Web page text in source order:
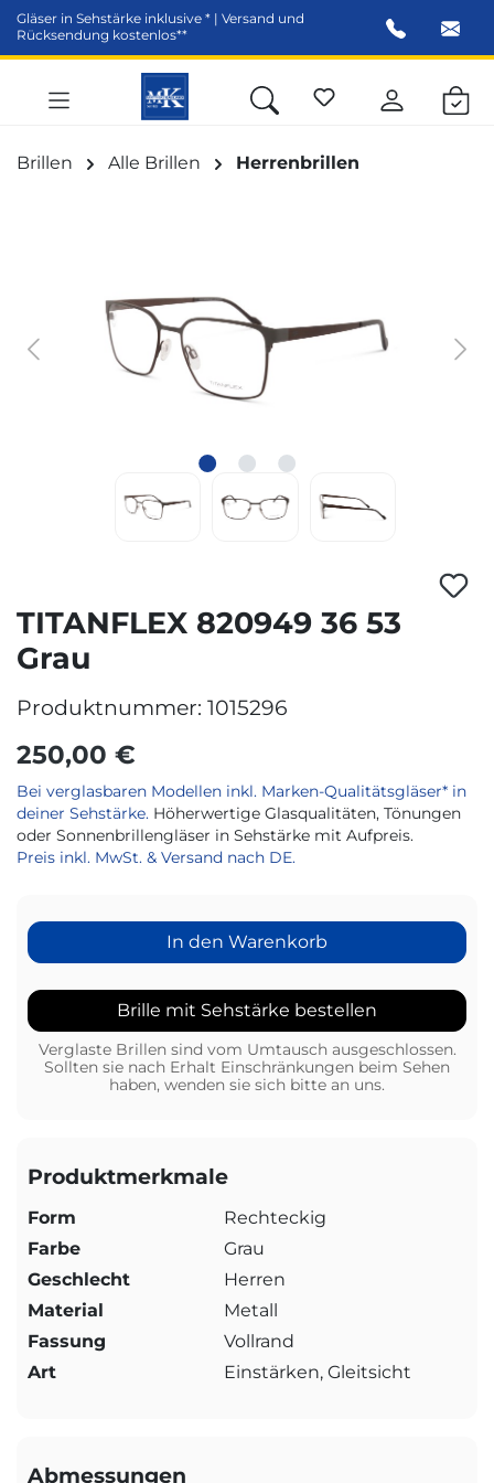
springen
Gläser in Sehstärke inklusive * | Versand und
Rücksendung kostenlos**
Brillen Alle Brillen Herrenbrillen
TITANFLEX 820949 36 53
Grau
Produktnummer: 1015296
250,00 €
Bei verglasbaren Modellen inkl. Marken-Qualitätsgläser* in
deiner Sehstärke. Höherwertige Glasqualitäten, Tönungen
oder Sonnenbrillengläser in Sehstärke mit Aufpreis.
Preis inkl. MwSt. & Versand nach DE.
In den Warenkorb
Brille mit Sehstärke bestellen
Verglaste Brillen sind vom Umtausch ausgeschlossen.
Sollten sie nach Erhalt Einschränkungen beim Sehen
haben, wenden sie sich bitte an uns.
Produktmerkmale
Form
Rechteckig
Farbe
Grau
Geschlecht
Herren
Material
Metall
Fassung
Vollrand
Art
Einstärken, Gleitsicht
Abmessungen